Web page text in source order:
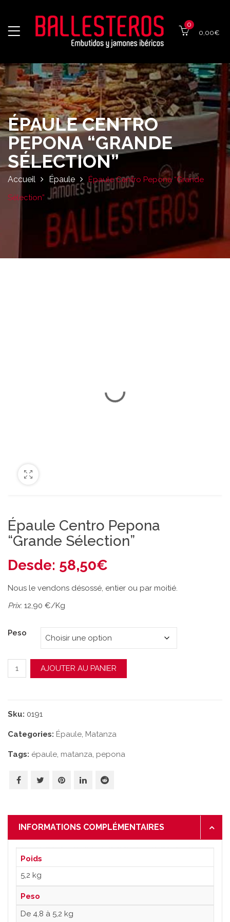
0
0,00€
ÉPAULE CENTRO
PEPONA “GRANDE
SÉLECTION”
Accueil Épaule
Épaule Centro Pepona “Grande
Sélection”
Épaule Centro Pepona
“Grande Sélection”
Desde: 58,50€
Nous le vendons désossé, entier ou par moitié.
Prix: 12,90 €/Kg
Peso
quantité de Épaule Centro Pepona "Grande Sélection"
AJOUTER AU PANIER
Sku: 0191
Categories: Épaule, Matanza
Tags: épaule, matanza, pepona
INFORMATIONS COMPLÉMENTAIRES
Poids
5,2 kg
Peso
De 4,8 à 5,2 kg